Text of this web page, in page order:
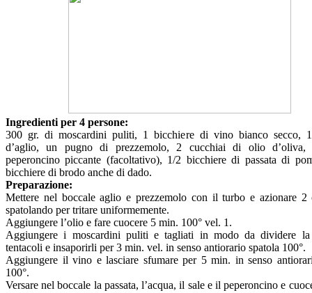
Ingredienti per 4 persone:
300 gr. di moscardini puliti, 1 bicchiere di vino bianco secco,
d’aglio, un pugno di prezzemolo, 2 cucchiai di olio d’oliva,
peperoncino piccante (facoltativo), 1/2 bicchiere di passata di
bicchiere di brodo anche di dado.
Preparazione:
Mettere nel boccale aglio e prezzemolo con il turbo e azionare
spatolando per tritare uniformemente.
Aggiungere l’olio e fare cuocere 5 min. 100° vel. 1.
Aggiungere i moscardini puliti e tagliati in modo da dividere la
tentacoli e insaporirli per 3 min. vel. in senso antiorario spatola 100°.
Aggiungere il vino e lasciare sfumare per 5 min. in senso
100°.
Versare nel boccale la passata, l’acqua, il sale e il peperoncino e